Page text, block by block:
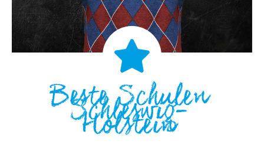
Beste Schulen
Schleswig-
Holstein